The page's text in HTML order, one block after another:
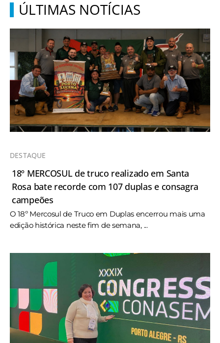
ÚLTIMAS NOTÍCIAS
DESTAQUE
18º MERCOSUL de truco realizado em Santa
Rosa bate recorde com 107 duplas e consagra
campeões
O 18º Mercosul de Truco em Duplas encerrou mais uma
edição histórica neste fim de semana, ...